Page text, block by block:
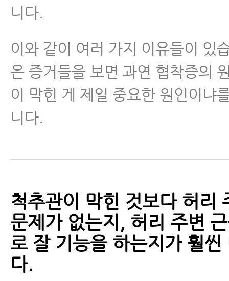
니다.
이와 같이 여러 가지 이유들이 있
은 증거들을 보면 과연 협착증의
이 막힌 게 제일 중요한 원인이냐
니다.
척추관이 막힌 것보다 허리
문제가 없는지, 허리 주변
로 잘 기능을 하는지가 훨씬
다.